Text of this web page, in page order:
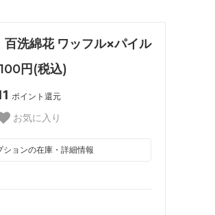
百洗綿花 ワッフル×パイル
円(税込)
ポイント還元
お気に入り
ションの在庫・詳細情報